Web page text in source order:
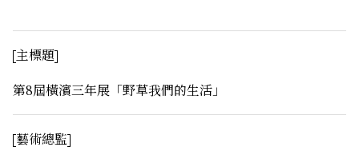
主標題
第8屆橫濱三年展「野草――我們的生活」
藝術總監